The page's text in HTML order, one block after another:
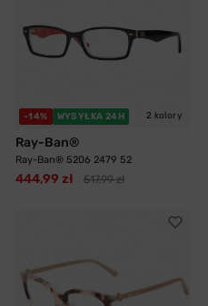
-14% WYSYŁKA 24H 2 kolory
Ray-Ban®
Ray-Ban® 5206 2479 52
444,99 zł 517,99 zł